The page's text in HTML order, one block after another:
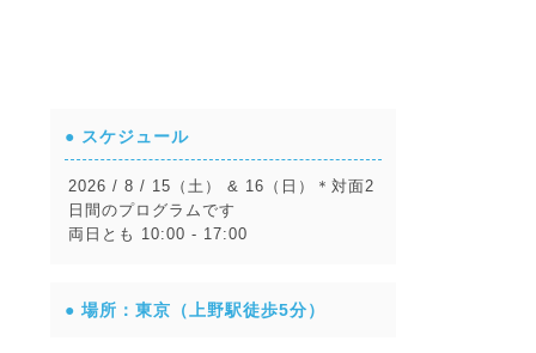
● スケジュール
2026 / 8 / 15（土） & 16（日）＊対面2
日間のプログラムです
両日とも 10:00 - 17:00
● 場所：東京（上野駅徒歩5分）